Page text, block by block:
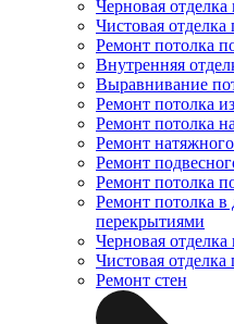
Черновая отделка
Чистовая отделка
Ремонт потолка
Внутренняя
Выравнивание
Ремонт потолка
Ремонт потолка
Ремонт
Ремонт
Ремонт потолка
Ремонт потолка
перекрытиями
Черновая
Чистовая отделка
Ремонт стен